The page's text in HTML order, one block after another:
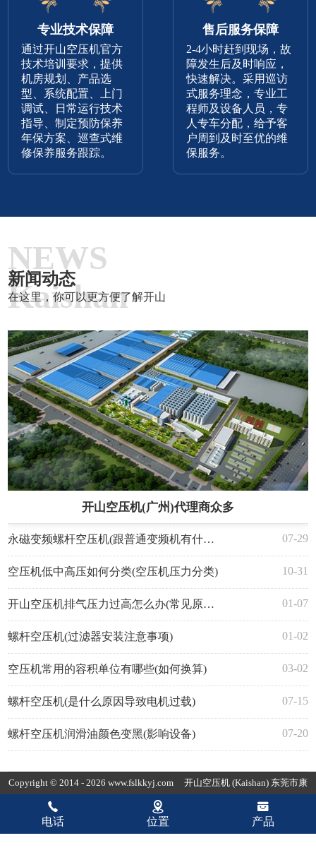
专业技术保障
通过开山空压机官方
技术培训要求，提供
机房规划、产品选
型、系统配置、上门
调试、日常运行技术
指导、制定预防保养
年保方案、巡查式维
修保养服务跟踪。
售后服务保障
2-4小时赶到现场，故
障发生后及时响应，
快速解决。采用巡访
式服务理念，专业工
程师及设备人员，专
人专车分配，给予客
户周到及时至优的维
保服务。
NEWS
Kaishan
新闻动态
在这里，你可以更方便了解开山
开山空压机(广州)代理商众多
永磁变频螺杆空压机(跟普通变频机有什么不同) 07-29
空压机低中高压如何分类(空压机压力分类) 10-31
开山空压机排气压力过高怎么办(常见原因与解决方法) 01-07
螺杆空压机(过滤器安装注意事项) 01-02
空压机常用的容积单位有哪些(如何换算) 03-02
螺杆空压机(是什么原因导致电机过载) 07-15
螺杆空压机润滑油颜色变黑(影响设备) 07-20
电话 位置 产品
Copyright © 2014 - 2026 www.fslkkyj.com 开山空压机 (Kaishan) 东莞市康
普达节能科技有限公司版权所有
粤ICP备19154118号-3
粤公网安备
44190002007780